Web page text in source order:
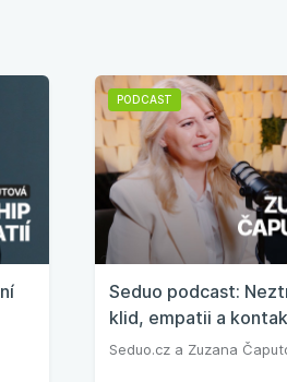
PODCAST
Seduo podcast:
klid, empatii a
sebou
Seduo.cz a Zuzana